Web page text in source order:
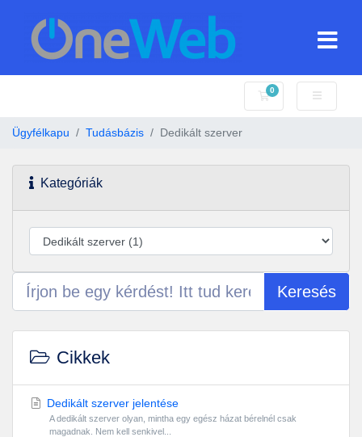
0
Bevásárlókosár
Ügyfélkapu Tudásbázis Dedikált szerver
Kategóriák
Keresés
Cikkek
Dedikált szerver jelentése
A dedikált szerver olyan, mintha egy egész házat bérelnél csak
magadnak. Nem kell senkivel...